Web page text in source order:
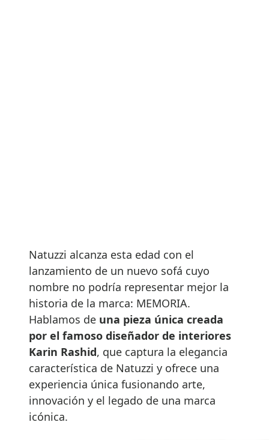
Natuzzi alcanza esta edad con el
lanzamiento de un nuevo sofá cuyo
nombre no podría representar mejor la
historia de la marca: MEMORIA.
Hablamos de una pieza única creada
por el famoso diseñador de interiores
Karin Rashid, que captura la elegancia
característica de Natuzzi y ofrece una
experiencia única fusionando arte,
innovación y el legado de una marca
icónica.